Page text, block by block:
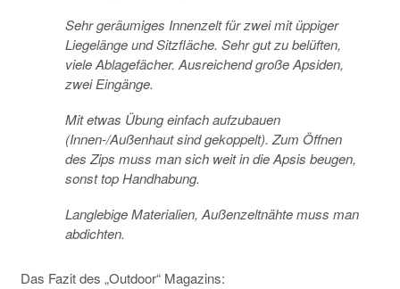
Sehr geräumiges Innenzelt für zwei mit üppiger
Liegelänge und Sitzfläche. Sehr gut zu belüften,
viele Ablagefächer. Ausreichend große Apsiden,
zwei Eingänge.
Mit etwas Übung einfach aufzubauen
(Innen-/Außenhaut sind gekoppelt). Zum Öffnen
des Zips muss man sich weit in die Apsis beugen,
sonst top Handhabung.
Langlebige Materialien, Außenzeltnähte muss man
abdichten.
Das Fazit des „Outdoor“ Magazins: